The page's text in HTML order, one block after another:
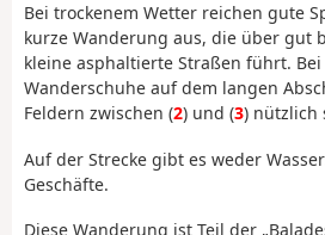
Bei trockenem Wetter reichen gute
kurze Wanderung aus, die über gut
kleine asphaltierte Straßen führt.
Wanderschuhe auf dem langen
Feldern zwischen (2) und (3) nützlich
Auf der Strecke gibt es weder
Geschäfte.
Diese Wanderung ist Teil der